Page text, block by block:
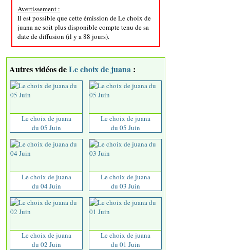
Avertissement :
Il est possible que cette émission de Le choix de
juana ne soit plus disponible compte tenu de sa
date de diffusion (il y a 88 jours).
Autres vidéos deLe choix de juana :
Le choix de juana
du 05 Juin
Le choix de juana
du 05 Juin
Le choix de juana
du 04 Juin
Le choix de juana
du 03 Juin
Le choix de juana
du 02 Juin
Le choix de juana
du 01 Juin